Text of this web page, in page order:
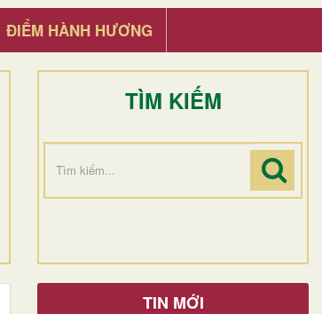
ĐIỂM HÀNH HƯƠNG
TÌM KIẾM
TIN MỚI